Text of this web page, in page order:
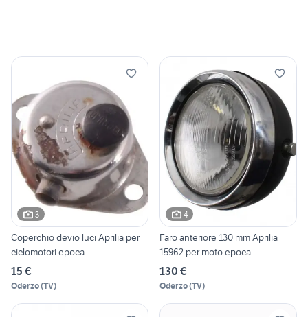
3
Coperchio devio luci Aprilia per
ciclomotori epoca
15 €
Oderzo(TV)
4
Faro anteriore 130 mm Aprilia
15962 per moto epoca
130 €
Oderzo(TV)